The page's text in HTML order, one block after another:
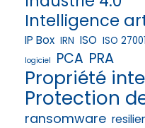
Intelligence
IP Box IRN ISO ISO 27001
logiciel PCA PRA
Propriété
Protection
ransomware